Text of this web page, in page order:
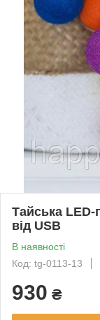
Тайська LED-
від USB
В наявності
Код: tg-0113-13
930 ₴